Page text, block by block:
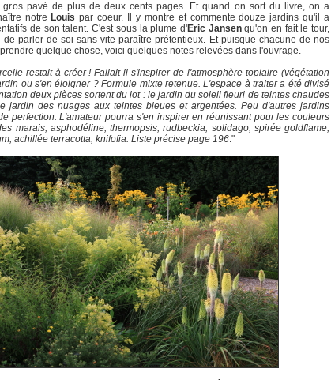
gros pavé de plus de deux cents pages. Et quand on sort du livre, on a
notre Louis par coeur. Il y montre et commente douze jardins qu'il a
de son talent. C'est sous la plume d'Eric Jansenqu'on en fait le tour,
parler de soi sans vite paraître prétentieux. Et puisque chacune de nos
quelque chose, voici quelques notes relevées dans l'ouvrage.
restait à créer ! Fallait-il s'inspirer de l'atmosphère topiaire (végétation
ou s'en éloigner ? Formule mixte retenue. L'espace à traiter a été divisé
deux pièces sortent du lot : le jardin du soleil fleuri de teintes chaudes
jardin des nuages aux teintes bleues et argentées. Peu d'autres jardins
perfection. L'amateur pourra s'en inspirer en réunissant pour les couleurs
marais, asphodéline, thermopsis, rudbeckia, solidago, spirée goldflame,
achillée terracotta, knifofia. Liste précise page 196."